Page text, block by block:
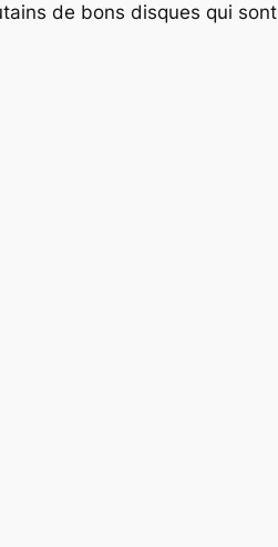
de bons disques qui sont